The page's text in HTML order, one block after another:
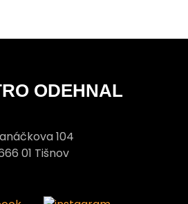
ODEHNAL
104
01 Tišnov